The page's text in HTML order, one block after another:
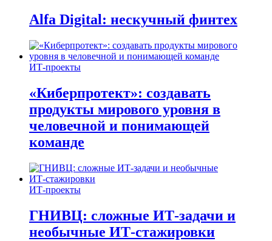
Alfa Digital: нескучный финтех
ИТ-проекты
«Киберпротект»: создавать
продукты мирового уровня в
человечной и понимающей
команде
ИТ-проекты
ГНИВЦ: сложные ИТ‑задачи и
необычные ИТ‑стажировки